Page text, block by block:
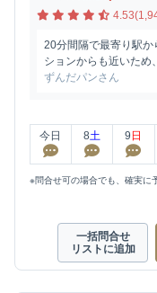
20分間隔で最寄り駅
ションからも近いため
ずんだパンさん
今日 8土 9 日
※問合せ可の場合でも、確実に
一括問合せ
リストに追加